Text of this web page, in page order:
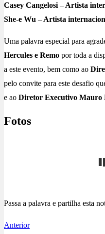
Casey Cangelosi – Artista
She-e Wu – Artista
Uma palavra especial para
Hercules e Remo por toda a
a este evento, bem como ao
pelo convite para este desafio
e ao Diretor Executivo Mauro
Fotos
Passa a palavra e partilha esta
Anterior